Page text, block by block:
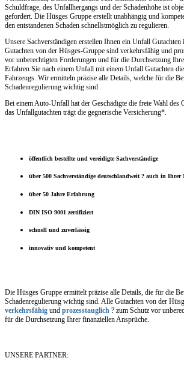
Schuldfrage, des Unfallhergangs und der Schadenhöhe ist
gefordert. Die Hüsges Gruppe erstellt unabhängig und
den entstandenen Schaden schnellstmöglich zu regulieren.
Unsere Sachverständigen erstellen Ihnen ein Unfall
Gutachten von der Hüsges-Gruppe sind verkehrsfähig und
vor unberechtigten Forderungen und für die Durchsetzung
Erfahren Sie nach einem Unfall mit einem Unfall Gutachten
Fahrzeugs. Wir ermitteln präzise alle Details, welche für die
Schadenregulierung wichtig sind.
Bei einem Auto-Unfall hat der Geschädigte die freie Wahl des
das Unfallgutachten trägt die gegnerische Versicherung*.
öffentlich bestellte und vereidigte Sachverständige
über 500 Sachverständige deutschlandweit ? auch in Ihrer
über 50 Jahre Erfahrung
DIN ISO 9001 zertifiziert
schnell und zuverlässig
innovativ und kompetent
Die Hüsges Gruppe ermittelt präzise alle Details, die für die
Schadenregulierung wichtig sind. Alle Gutachten von der
verkehrsfähig und prozesstauglich ? zum Schutz vor
für die Durchsetzung Ihrer finanziellen Ansprüche.
UNSERE PARTNER: